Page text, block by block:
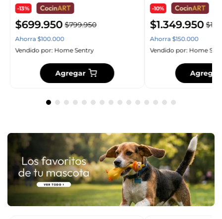
-13%
$699.950 $799.950
Ahorra $100.000
Vendido por: Home Sentry
Agregar
-10%
$1.349.950 $1
Ahorra$150.000
Vendido por:Home
Agregar